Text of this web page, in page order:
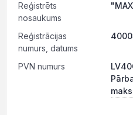
Reģistrēts
nosaukums
Reģistrācijas
numurs, datums
PVN numurs